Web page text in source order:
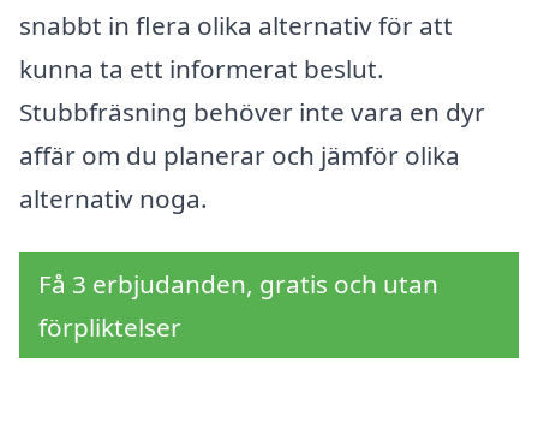
snabbt in flera olika alternativ för att
kunna ta ett informerat beslut.
Stubbfräsning behöver inte vara en dyr
affär om du planerar och jämför olika
alternativ noga.
Få 3 erbjudanden, gratis och utan
förpliktelser